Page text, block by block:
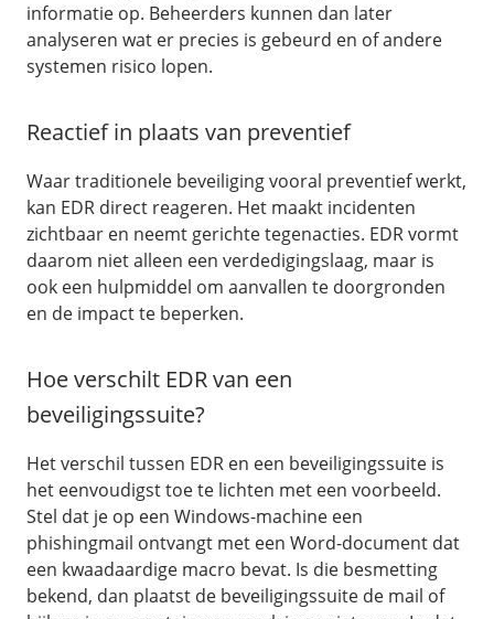
informatie op. Beheerders kunnen dan later
analyseren wat er precies is gebeurd en of andere
systemen risico lopen.
Reactief in plaats van preventief
Waar traditionele beveiliging vooral preventief werkt,
kan EDR direct reageren. Het maakt incidenten
zichtbaar en neemt gerichte tegenacties. EDR vormt
daarom niet alleen een verdedigingslaag, maar is
ook een hulpmiddel om aanvallen te doorgronden
en de impact te beperken.
Hoe verschilt EDR van een
beveiligingssuite?
Het verschil tussen EDR en een beveiligingssuite is
het eenvoudigst toe te lichten met een voorbeeld.
Stel dat je op een Windows-machine een
phishingmail ontvangt met een Word-document dat
een kwaadaardige macro bevat. Is die besmetting
bekend, dan plaatst de beveiligingssuite de mail of